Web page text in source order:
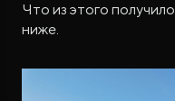
Что из этого
ниже.